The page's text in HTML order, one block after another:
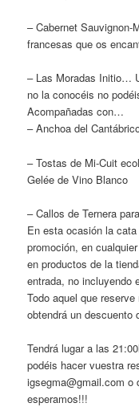
– Cabernet
francesas que os
– Las Moradas Initio…
no la conocéis no
Acompañadas con…
– Anchoa del
– Tostas de Mi-Cuit
Gelée de Vino Blanco
– Callos de Ternera
En esta ocasión la
promoción, en
en productos de la
entrada, no incluyendo
Todo aquel que
obtendrá un descuento
Tendrá lugar a las
podéis hacer vuestra
igsegma@gmail.com o
esperamos!!!